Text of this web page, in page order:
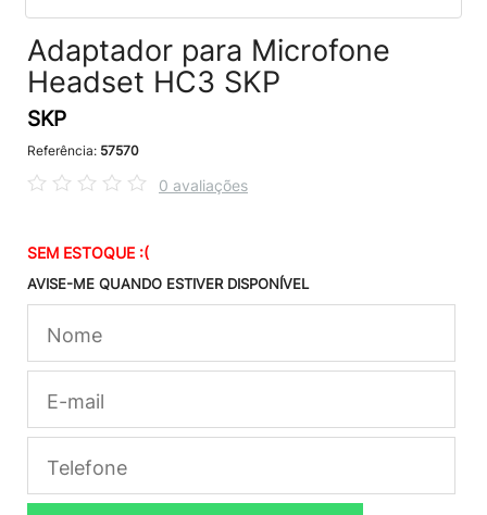
Adaptador para Microfone
Headset HC3 SKP
SKP
Referência: 57570
0 avaliações
SEM ESTOQUE :(
AVISE-ME QUANDO ESTIVER DISPONÍVEL